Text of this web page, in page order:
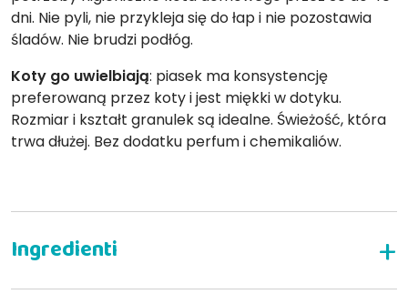
dni. Nie pyli, nie przykleja się do łap i nie pozostawia
śladów. Nie brudzi podłóg.
Koty go uwielbiają: piasek ma konsystencję
preferowaną przez koty i jest miękki w dotyku.
Rozmiar i kształt granulek są idealne. Świeżość, która
trwa dłużej. Bez dodatku perfum i chemikaliów.